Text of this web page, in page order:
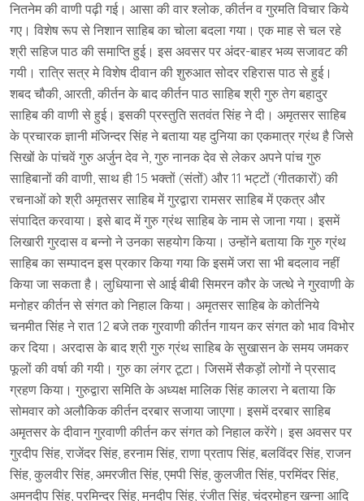
नितनेम की वाणी पढ़ी गई। आसा की वार श्लोक, कीर्तन व गुरमति विचार किये
गए। विशेष रूप से निशान साहिब का चोला बदला गया। एक माह से चल रहे
श्री सहिज पाठ की समाप्ति हुई। इस अवसर पर अंदर-बाहर भव्य सजावट की
गयी। रात्रि सत्र मे विशेष दीवान की शुरुआत सोदर रहिरास पाठ से हुई।
शबद चौकी, आरती, कीर्तन के बाद कीर्तन पाठ साहिब श्री गुरु तेग बहादुर
साहिब की वाणी से हुई। इसकी प्रस्तुति सतवंत सिंह ने दी। अमृतसर साहिब
के प्रचारक ज्ञानी मंजिन्दर सिंह ने बताया यह दुनिया का एकमात्र ग्रंथ है जिसे
सिखों के पांचवें गुरु अर्जुन देव ने, गुरु नानक देव से लेकर अपने पांच गुरु
साहिबानों की वाणी, साथ ही 15 भक्तों (संतों) और 11 भट्टों (गीतकारों) की
रचनाओं को श्री अमृतसर साहिब में गुरद्वारा रामसर साहिब में एकत्र और
संपादित करवाया। इसे बाद में गुरु ग्रंथ साहिब के नाम से जाना गया। इसमें
लिखारी गुरदास व बन्नो ने उनका सहयोग किया। उन्होंने बताया कि गुरु ग्रंथ
साहिब का सम्पादन इस प्रकार किया गया कि इसमें जरा सा भी बदलाव नहीं
किया जा सकता है। लुधियाना से आई बीबी सिमरन कौर के जत्थे ने गुरवाणी के
मनोहर कीर्तन से संगत को निहाल किया। अमृतसर साहिब के कोर्तनिये
चनमीत सिंह ने रात 12 बजे तक गुरवाणी कीर्तन गायन कर संगत को भाव विभोर
कर दिया। अरदास के बाद श्री गुरु ग्रंथ साहिब के सुखासन के समय जमकर
फूलों की वर्षा की गयी। गुरु का लंगर टूटा। जिसमें सैकड़ों लोगों ने प्रसाद
ग्रहण किया। गुरुद्वारा समिति के अध्यक्ष मालिक सिंह कालरा ने बताया कि
सोमवार को अलौकिक कीर्तन दरबार सजाया जाएगा। इसमें दरबार साहिब
अमृतसर के दीवान गुरवाणी कीर्तन कर संगत को निहाल करेंगे। इस अवसर पर
गुरदीप सिंह, राजेंदर सिंह, हरनाम सिंह, राणा प्रताप सिंह, बलविंदर सिंह, राजन
सिंह, कुलवीर सिंह, अमरजीत सिंह, एमपी सिंह, कुलजीत सिंह, परमिंदर सिंह,
अमनदीप सिंह, परमिन्दर सिंह, मनदीप सिंह, रंजीत सिंह, चंदरमोहन खन्ना आदि